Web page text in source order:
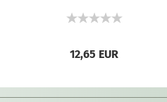
12,65 EUR